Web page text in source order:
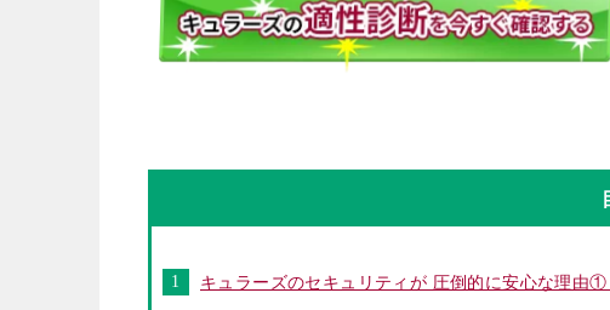
キュラーズのセキュリティが 圧倒的に安心な理由